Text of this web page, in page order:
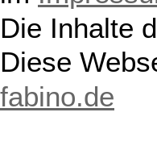
Die Inhalte
Diese
fabino.de